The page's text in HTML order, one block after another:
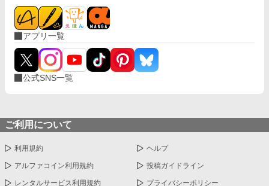
アプリ一覧
公式SNS一覧
ご利用について
利用規約 ヘルプ
アルファコイン利用規約 投稿ガイドライン
レンタルサービス利用規約 プライバシーポリシー